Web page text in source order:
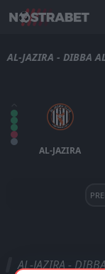
AL-JAZIRA - DIBBA
AL-JAZIRA
AL-JAZIRA -